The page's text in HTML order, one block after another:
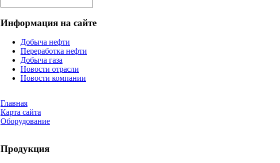
Информация на сайте
Добыча нефти
Переработка нефти
Добыча газа
Новости отрасли
Новости компании
Главная
Карта сайта
Оборудование
Продукция